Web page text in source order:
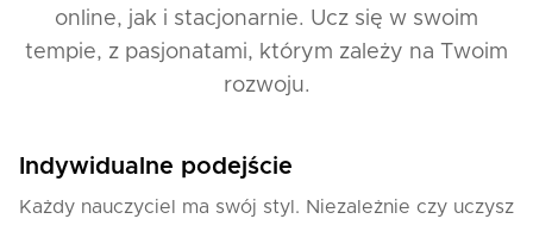
online, jak i stacjonarnie. Ucz się w swoim
tempie, z pasjonatami, którym zależy na Twoim
rozwoju.
Indywidualne podejście
Każdy nauczyciel ma swój styl. Niezależnie czy uczysz